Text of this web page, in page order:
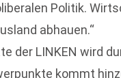
Politik.
abhauen.“
der LINKEN wird
kommt